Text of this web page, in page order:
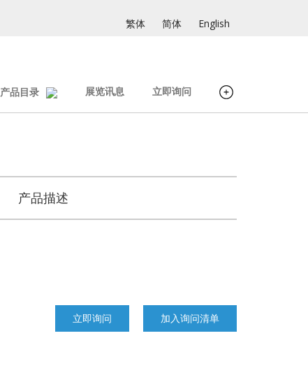
繁体 简体 English
产品目录 展览讯息 立即询问
产品描述
立即询问 加入询问清单